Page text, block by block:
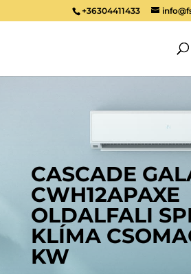
+36304411433
CASCADE
CWH12APAXE
OLDALFALI
KLÍMA
KW